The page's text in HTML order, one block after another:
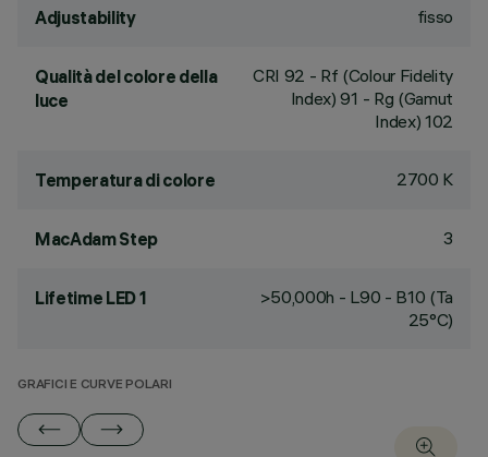
Adjustability fisso
Qualità del colore della
luce
CRI 92 - Rf (Colour Fidelity
Index) 91 - Rg (Gamut
Index) 102
Temperatura di colore 2700 K
MacAdam Step 3
Lifetime LED 1
>50,000h - L90 - B10 (Ta
25°C)
GRAFICI E CURVE POLARI